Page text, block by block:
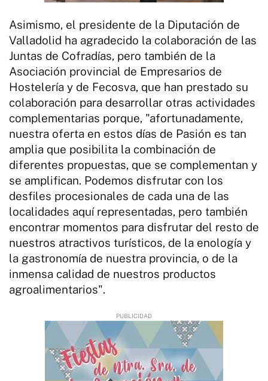
Asimismo, el presidente de la Diputación de
Valladolid ha agradecido la colaboración de las
Juntas de Cofradías, pero también de la
Asociación provincial de Empresarios de
Hostelería y de Fecosva, que han prestado su
colaboración para desarrollar otras actividades
complementarias porque, "afortunadamente,
nuestra oferta en estos días de Pasión es tan
amplia que posibilita la combinación de
diferentes propuestas, que se complementan y
se amplifican. Podemos disfrutar con los
desfiles procesionales de cada una de las
localidades aquí representadas, pero también
encontrar momentos para disfrutar del resto de
nuestros atractivos turísticos, de la enología y
la gastronomía de nuestra provincia, o de la
inmensa calidad de nuestros productos
agroalimentarios".